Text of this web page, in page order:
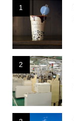
1
2